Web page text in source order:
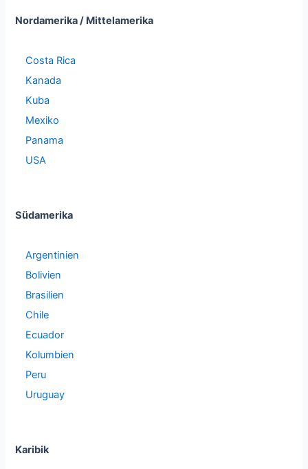
Nordamerika / Mittelamerika
Costa Rica
Kanada
Kuba
Mexiko
Panama
USA
Südamerika
Argentinien
Bolivien
Brasilien
Chile
Ecuador
Kolumbien
Peru
Uruguay
Karibik